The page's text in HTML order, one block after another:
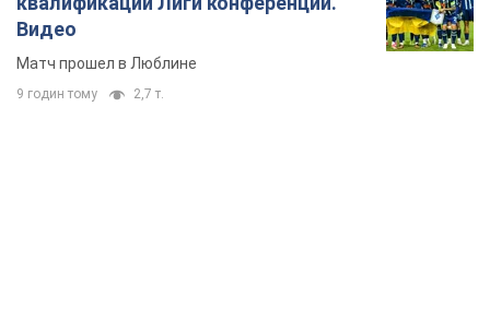
Видео
Матч прошел в Люблине
9 годин тому 2,7 т.